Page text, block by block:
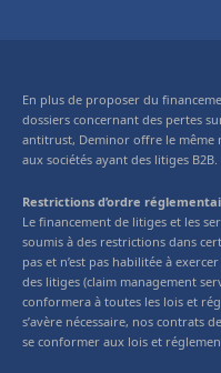
En plus de proposer du
dossiers concernant des pertes
antitrust, Deminor offre le même
aux sociétés ayant des litiges B2B.
Restrictions d’ordre
Le financement de litiges et les
soumis à des restrictions dans
pas et n’est pas habilitée à
des litiges (claim management
conformera à toutes les lois et
s’avère nécessaire, nos contrats
se conformer aux lois et